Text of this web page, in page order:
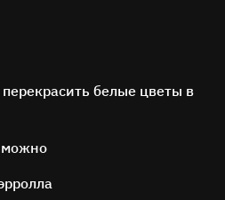
белые цветы в
можно